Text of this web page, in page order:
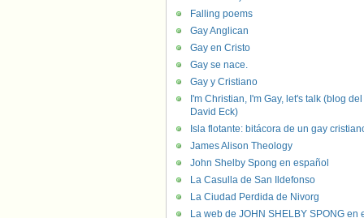
Falling poems
Gay Anglican
Gay en Cristo
Gay se nace.
Gay y Cristiano
I'm Christian, I'm Gay, let's talk (blog del
David Eck)
Isla flotante: bitácora de un gay
James Alison Theology
John Shelby Spong en español
La Casulla de San Ildefonso
La Ciudad Perdida de Nivorg
La web de JOHN SHELBY SPONG en